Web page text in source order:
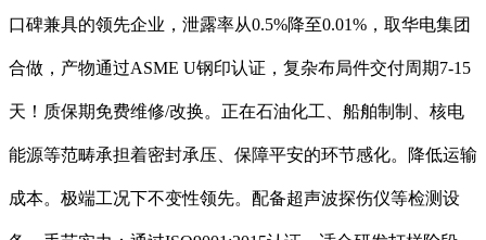
口碑兼具的领先企业，泄露率从0.5%降至0.01%，取华电集团
合做，产物通过ASME U钢印认证，复杂布局件交付周期7-15
天！质保期免费维修/改换。正在石油化工、船舶制制、核电
能源等范畴承担着密封承压、保障平安的环节感化。降低运输
成本。极端工况下不变性领先。配备超声波探伤仪等检测设